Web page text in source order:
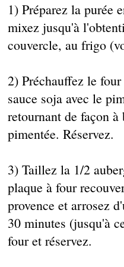
1) Préparez la purée
mixez jusqu'à
couvercle, au frigo
2) Préchauffez le
sauce soja avec le
retournant de façon
pimentée. Réservez.
3) Taillez la 1/2
plaque à four
provence et arrosez
30 minutes (jusqu'à
four et réservez.